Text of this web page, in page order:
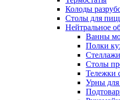
Колоды
Столы для
Нейтральное
Ванны
Полки
Столы
Тележки
Урны для